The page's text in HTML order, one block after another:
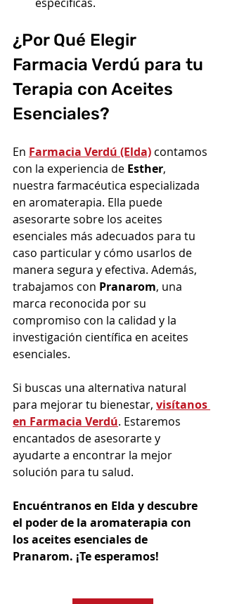
¿Por Qué Elegir
Farmacia Verdú para tu
Terapia con Aceites
Esenciales?
En Farmacia Verdú (Elda) contamos
con la experiencia de Esther,
nuestra farmacéutica especializada
en aromaterapia. Ella puede
asesorarte sobre los aceites
esenciales más adecuados para tu
caso particular y cómo usarlos de
manera segura y efectiva. Además,
trabajamos con Pranarom, una
marca reconocida por su
compromiso con la calidad y la
investigación científica en aceites
esenciales.
Si buscas una alternativa natural
para mejorar tu bienestar, visítanos
en Farmacia Verdú. Estaremos
encantados de asesorarte y
ayudarte a encontrar la mejor
solución para tu salud.
Encuéntranos en Elda y descubre
el poder de la aromaterapia con
los aceites esenciales de
Pranarom. ¡Te esperamos!